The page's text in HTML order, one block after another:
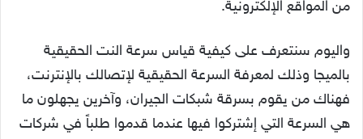
من المواقع الإلكترونية.
واليوم سنتعرف على كيفية قياس سرعة النت الحقيقية
بالميجا وذلك لمعرفة السرعة الحقيقية لإتصالك بالإنترنت،
فهناك من يقوم بسرقة شبكات الجيران، وآخرين يجهلون ما
هي السرعة التي إشتركوا فيها عندما قدموا طلباً في شركات